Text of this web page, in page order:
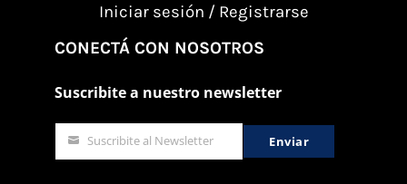
Iniciar sesión / Registrarse
CONECTÁ CON NOSOTROS
Suscribite a nuestro newsletter
email Suscribite al Newsletter Enviar